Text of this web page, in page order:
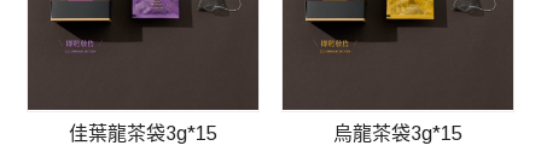
佳葉龍茶袋3g*15 烏龍茶袋3g*15